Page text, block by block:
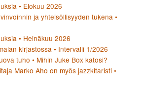
• Elokuu 2026
ja yhteisöllisyyden tukena •
• Heinäkuu 2026
kirjastossa • Intervalli 1/2026
tuho • Mihin Juke Box katosi?
Marko Aho on myös jazzkitaristi •